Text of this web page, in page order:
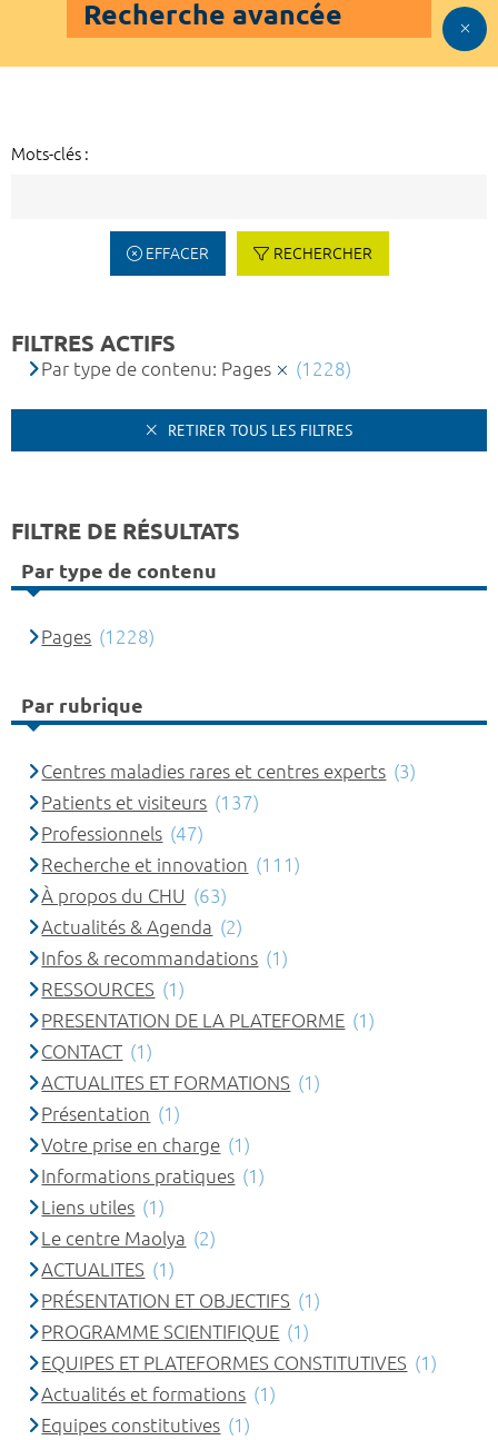
Recherche avancée
Mots-clés :
EFFACER RECHERCHER
FILTRES ACTIFS
Par type de contenu: Pages (1228)
RETIRER TOUS LES FILTRES
FILTRE DE RÉSULTATS
Par type de contenu
Pages (1228)
Par rubrique
Centres maladies rares et centres experts (3)
Patients et visiteurs (137)
Professionnels (47)
Recherche et innovation (111)
À propos du CHU (63)
Actualités & Agenda (2)
Infos & recommandations (1)
RESSOURCES (1)
PRESENTATION DE LA PLATEFORME (1)
CONTACT (1)
ACTUALITES ET FORMATIONS (1)
Présentation (1)
Votre prise en charge (1)
Informations pratiques (1)
Liens utiles (1)
Le centre Maolya (2)
ACTUALITES (1)
PRÉSENTATION ET OBJECTIFS (1)
PROGRAMME SCIENTIFIQUE (1)
EQUIPES ET PLATEFORMES CONSTITUTIVES (1)
Actualités et formations (1)
Equipes constitutives (1)